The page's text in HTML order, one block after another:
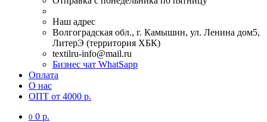
Наш адрес
Волгоградская обл., г. Камышин, ул. Ленина дом5,
ЛитерЭ (территория ХБК)
textilru-info@mail.ru
Бизнес чат WhatSapp
Оплата
О нас
ОПТ от 4000 р.
0 0 р.